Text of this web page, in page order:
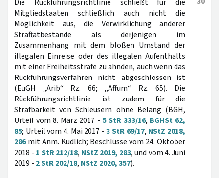
Die Rückführungsrichtlinie schließt für die
Mitgliedstaaten schließlich auch nicht die
Möglichkeit aus, die Verwirklichung anderer
Straftatbestände als derjenigen im
Zusammenhang mit dem bloßen Umstand der
illegalen Einreise oder des illegalen Aufenthalts
mit einer Freiheitsstrafe zu ahnden, auch wenn das
Rückführungsverfahren nicht abgeschlossen ist
(EuGH „Arib“ Rz. 66; „Affum“ Rz. 65). Die
Rückführungsrichtlinie ist zudem für die
Strafbarkeit von Schleusern ohne Belang (BGH,
Urteil vom 8. März 2017 - 5 StR 333/16, BGHSt 62,
85; Urteil vom 4. Mai 2017 -3 StR 69/17, NStZ 2018,
286mit Anm. Kudlich; Beschlüsse vom 24. Oktober
2018 - 1 StR 212/18, NStZ 2019, 283, und vom 4. Juni
2019 - 2 StR 202/18, NStZ 2020, 357).